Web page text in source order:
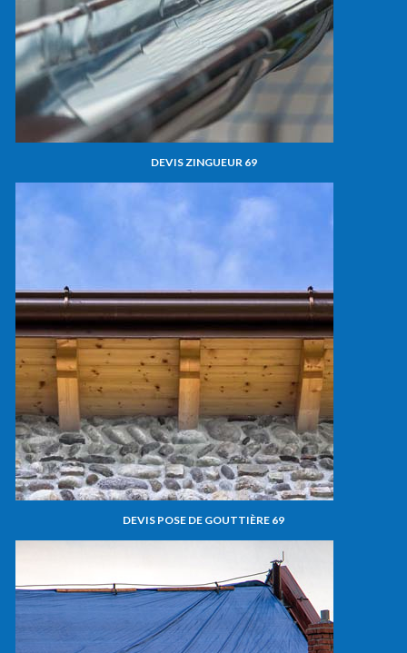
DEVIS ZINGUEUR 69
DEVIS POSE DE GOUTTIÈRE 69